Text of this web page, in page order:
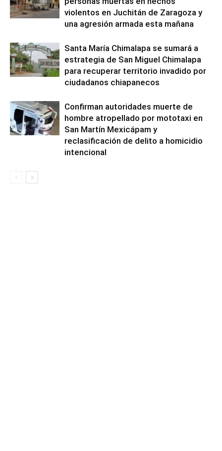
violentos en Juchitán de Zaragoza y
una agresión armada esta mañana
Santa María Chimalapa se sumará a
estrategia de San Miguel Chimalapa
para recuperar territorio invadido por
ciudadanos chiapanecos
Confirman autoridades muerte de
hombre atropellado por mototaxi en
San Martín Mexicápam y
reclasificación de delito a homicidio
intencional